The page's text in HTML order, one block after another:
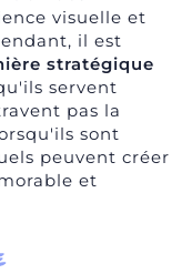
visuelle et
il est
stratégique
servent
pas la
sont
peuvent créer
et